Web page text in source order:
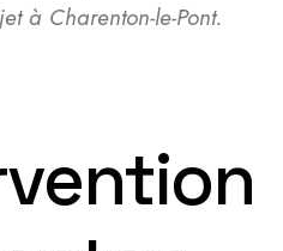
à Charenton-le-Pont.